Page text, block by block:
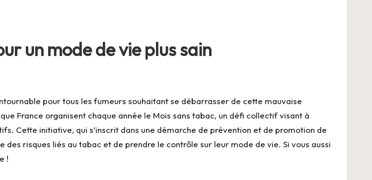
un mode de vie plus sain
pour tous les fumeurs souhaitant se débarrasser de cette mauvaise
France organisent chaque année le Mois sans tabac, un défi collectif visant à
Cette initiative, qui s’inscrit dans une démarche de prévention et de promotion de
risques liés au tabac et de prendre le contrôle sur leur mode de vie. Si vous aussi
!